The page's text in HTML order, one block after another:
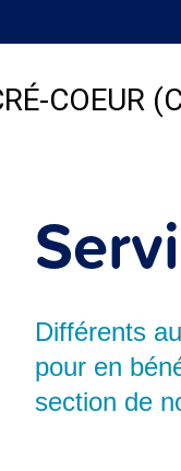
COEUR
Différents
pour en
section de